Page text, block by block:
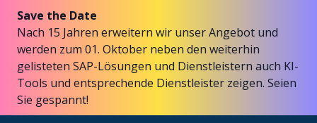
Save the Date
Nach 15 Jahren erweitern wir unser Angebot und
werden zum 01. Oktober neben den weiterhin
gelisteten SAP-Lösungen und Dienstleistern auch KI-
Tools und entsprechende Dienstleister zeigen. Seien
Sie gespannt!